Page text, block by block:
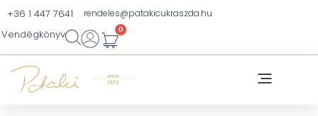
+36 1 447 7641 rendeles@patakicukraszda.hu
Vendégkönyv 0